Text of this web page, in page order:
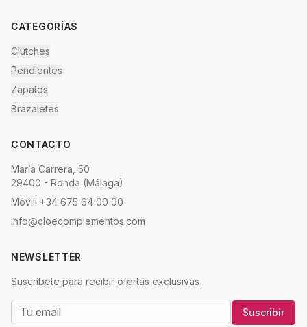
CATEGORÍAS
Clutches
Pendientes
Zapatos
Brazaletes
CONTACTO
María Carrera, 50
29400 - Ronda (Málaga)
Móvil: +34 675 64 00 00
info@cloecomplementos.com
NEWSLETTER
Suscríbete para recibir ofertas exclusivas
Suscribir